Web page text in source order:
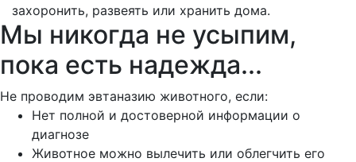
захоронить, развеять или хранить дома.
Мы никогда не усыпим,
пока есть надежда...
Не проводим эвтаназию животного, если:
Нет полной и достоверной информации о
диагнозе
Животное можно вылечить или облегчить его